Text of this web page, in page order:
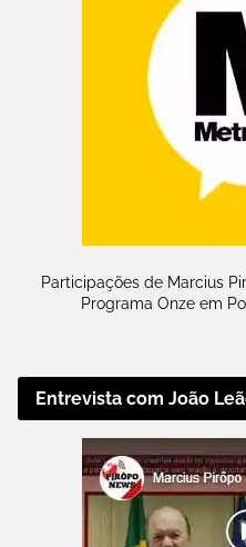
Participações de Marcius
Programa Onze em
Entrevista com João